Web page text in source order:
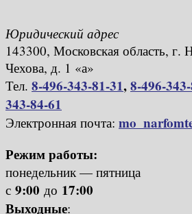
Юридический адрес
143300, Московская область, г.
Чехова, д. 1 «а»
Тел. 8-496-343-81-31,8-496-
343-84-61
Электронная почта:
Режим работы:
понедельник — пятница
с 9:00 до 17:00
Выходные: